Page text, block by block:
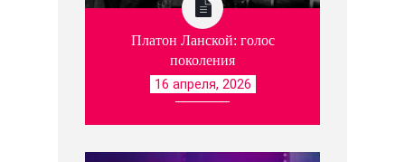
Платон Ланской: голос
поколения
16 апреля, 2026